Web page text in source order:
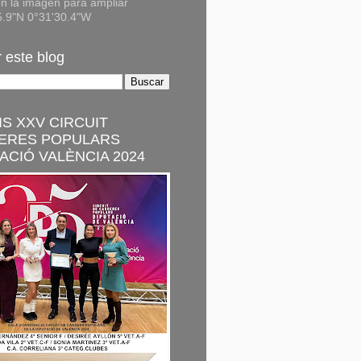
la imagen para ampliar
0°31'30.4"W
este blog
XXV CIRCUIT
POPULARS
VALÈNCIA 2024